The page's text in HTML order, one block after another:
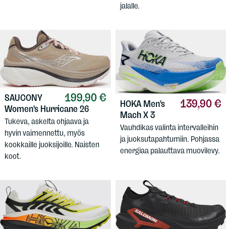
jalalle.
199,90 €
SAUCONY
Women's Hurricane 26
Tukeva, askelta ohjaava ja
hyvin vaimennettu, myös
kookkaille juoksijoille. Naisten
koot.
139,90 €
HOKAMen's
Mach X 3
Vauhdikas valinta intervalleihin
ja juoksutapahtumiin. Pohjassa
energiaa palauttava muovilevy.